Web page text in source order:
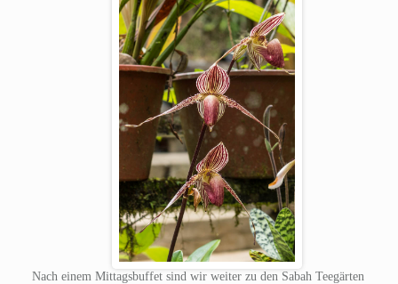
Nach einem Mittagsbuffet sind wir weiter zu den Sabah Teegärten